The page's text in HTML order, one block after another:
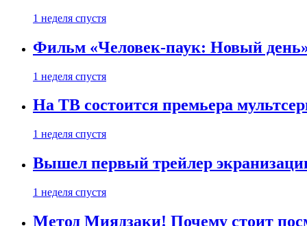
1 неделя спустя
Фильм «Человек-паук: Новый день»
1 неделя спустя
На ТВ состоится премьера
1 неделя спустя
Вышел первый трейлер
1 неделя спустя
Метод Миядзаки! Почему стоит